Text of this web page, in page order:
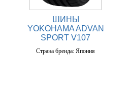
ШИНЫ
YOKOHAMA ADVAN
SPORT V107
Страна бренда: Япония